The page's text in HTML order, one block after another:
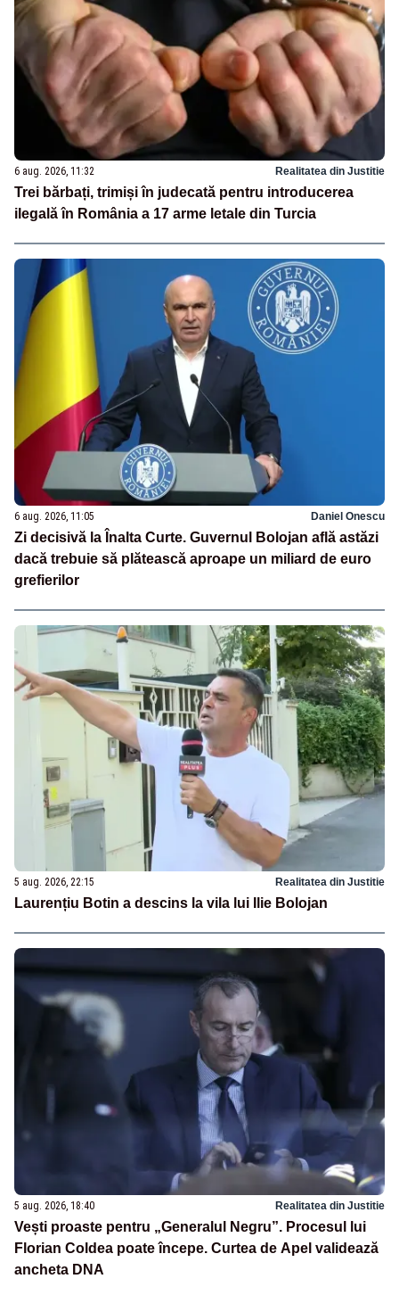
6 aug. 2026, 11:32 Realitatea din Justitie
Trei bărbați, trimiși în judecată pentru introducerea
ilegală în România a 17 arme letale din Turcia
6 aug. 2026, 11:05 Daniel Onescu
Zi decisivă la Înalta Curte. Guvernul Bolojan află astăzi
dacă trebuie să plătească aproape un miliard de euro
grefierilor
5 aug. 2026, 22:15 Realitatea din Justitie
Laurențiu Botin a descins la vila lui Ilie Bolojan
5 aug. 2026, 18:40 Realitatea din Justitie
Vești proaste pentru „Generalul Negru”. Procesul lui
Florian Coldea poate începe. Curtea de Apel validează
ancheta DNA